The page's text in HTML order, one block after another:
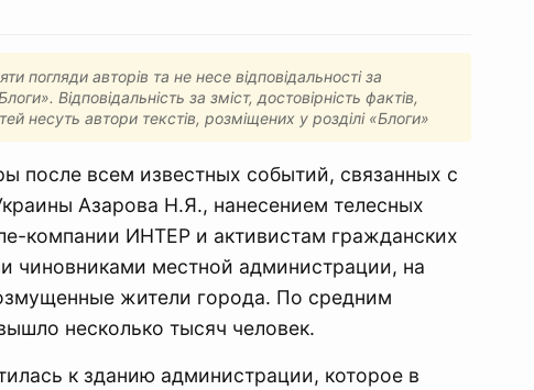
погляди авторів та не несе відповідальності за
Відповідальність за зміст, достовірність фактів,
несуть автори текстів, розміщених у розділі «Блоги»
после всем известных событий, связанных с
Азарова Н.Я., нанесением телесных
компании ИНТЕР и активистам гражданских
чиновниками местной администрации, на
жители города. По средним
несколько тысяч человек.
к зданию администрации, которое в